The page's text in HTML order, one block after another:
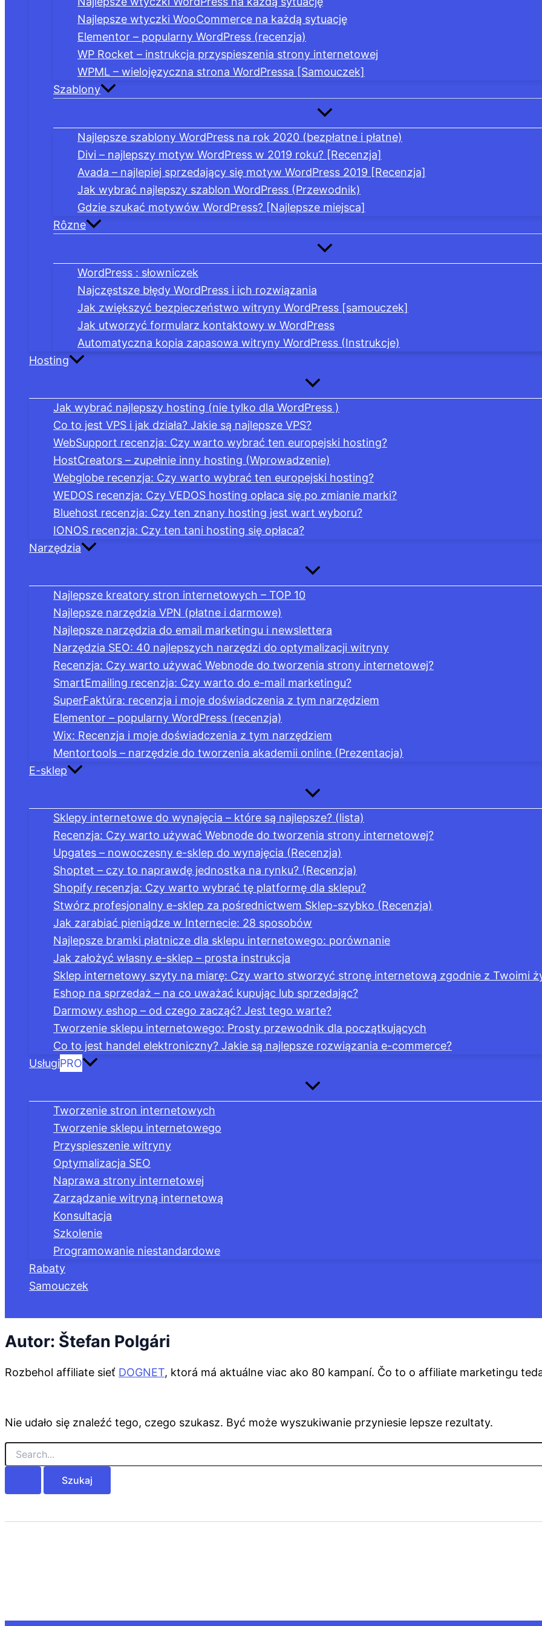
Najlepsze wtyczki WooCommerce na każdą sytuację
Elementor – popularny WordPress (recenzja)
WP Rocket – instrukcja przyspieszenia strony internetowej
WPML – wielojęzyczna strona WordPressa [Samouczek]
Szablony
Najlepsze szablony WordPress na rok 2020 (bezpłatne i płatne)
Divi – najlepszy motyw WordPress w 2019 roku? [Recenzja]
Avada – najlepiej sprzedający się motyw WordPress 2019 [Recenzja]
Jak wybrać najlepszy szablon WordPress (Przewodnik)
Gdzie szukać motywów WordPress? [Najlepsze miejsca]
Rôzne
WordPress : słowniczek
Najczęstsze błędy WordPress i ich rozwiązania
Jak zwiększyć bezpieczeństwo witryny WordPress [samouczek]
Jak utworzyć formularz kontaktowy w WordPress
Automatyczna kopia zapasowa witryny WordPress (Instrukcje)
Hosting
Jak wybrać najlepszy hosting (nie tylko dla WordPress )
Co to jest VPS i jak działa? Jakie są najlepsze VPS?
WebSupport recenzja: Czy warto wybrać ten europejski hosting?
HostCreators – zupełnie inny hosting (Wprowadzenie)
Webglobe recenzja: Czy warto wybrać ten europejski hosting?
WEDOS recenzja: Czy VEDOS hosting opłaca się po zmianie marki?
Bluehost recenzja: Czy ten znany hosting jest wart wyboru?
IONOS recenzja: Czy ten tani hosting się opłaca?
Narzędzia
Najlepsze kreatory stron internetowych – TOP 10
Najlepsze narzędzia VPN (płatne i darmowe)
Najlepsze narzędzia do email marketingu i newslettera
Narzędzia SEO: 40 najlepszych narzędzi do optymalizacji witryny
Recenzja: Czy warto używać Webnode do tworzenia strony internetowej?
SmartEmailing recenzja: Czy warto do e-mail marketingu?
SuperFaktúra: recenzja i moje doświadczenia z tym narzędziem
Elementor – popularny WordPress (recenzja)
Wix: Recenzja i moje doświadczenia z tym narzędziem
Mentortools – narzędzie do tworzenia akademii online (Prezentacja)
E-sklep
Sklepy internetowe do wynajęcia – które są najlepsze? (lista)
Recenzja: Czy warto używać Webnode do tworzenia strony internetowej?
Upgates – nowoczesny e-sklep do wynajęcia (Recenzja)
Shoptet – czy to naprawdę jednostka na rynku? (Recenzja)
Shopify recenzja: Czy warto wybrać tę platformę dla sklepu?
Stwórz profesjonalny e-sklep za pośrednictwem Sklep-szybko (Recenzja)
Jak zarabiać pieniądze w Internecie: 28 sposobów
Najlepsze bramki płatnicze dla sklepu internetowego: porównanie
Jak założyć własny e-sklep – prosta instrukcja
Sklep internetowy szyty na miarę: Czy warto stworzyć stronę internetową zgodnie z Twoimi
Eshop na sprzedaż – na co uważać kupując lub sprzedając?
Darmowy eshop – od czego zacząć? Jest tego warte?
Tworzenie sklepu internetowego: Prosty przewodnik dla początkujących
Co to jest handel elektroniczny? Jakie są najlepsze rozwiązania e-commerce?
UsługiPRO
Tworzenie stron internetowych
Tworzenie sklepu internetowego
Przyspieszenie witryny
Optymalizacja SEO
Naprawa strony internetowej
Zarządzanie witryną internetową
Konsultacja
Szkolenie
Programowanie niestandardowe
Rabaty
Samouczek
Autor: Štefan Polgári
Rozbehol affiliate sieť DOGNET, ktorá má aktuálne viac ako 80 kampaní. Čo to o affiliate marketingu
Nie udało się znaleźć tego, czego szukasz. Być może wyszukiwanie przyniesie lepsze rezultaty.
Szukaj
dla: